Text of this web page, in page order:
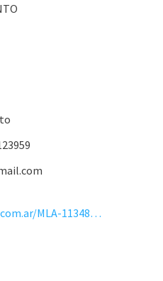
https://articulo.mercadolibre.com.ar/MLA-1134891248-phantom-4-pro-_JM